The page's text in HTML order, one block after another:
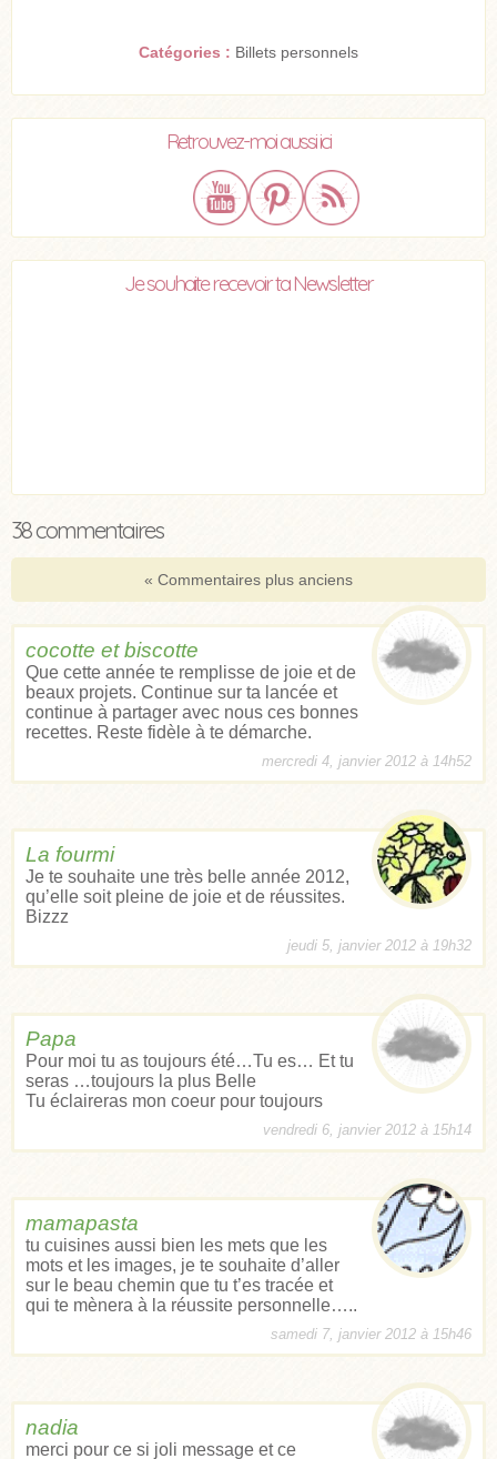
Catégories : Billets personnels
Retrouvez-moi aussi ici
Je souhaite recevoir ta Newsletter
38 commentaires
« Commentaires plus anciens
cocotte et biscotte
Que cette année te remplisse de joie et de
beaux projets. Continue sur ta lancée et
continue à partager avec nous ces bonnes
recettes. Reste fidèle à te démarche.
mercredi 4, janvier 2012 à 14h52
La fourmi
Je te souhaite une très belle année 2012,
qu’elle soit pleine de joie et de réussites.
Bizzz
jeudi 5, janvier 2012 à 19h32
Papa
Pour moi tu as toujours été…Tu es… Et tu
seras …toujours la plus Belle
Tu éclaireras mon coeur pour toujours
vendredi 6, janvier 2012 à 15h14
mamapasta
tu cuisines aussi bien les mets que les
mots et les images, je te souhaite d’aller
sur le beau chemin que tu t’es tracée et
qui te mènera à la réussite personnelle…..
samedi 7, janvier 2012 à 15h46
nadia
merci pour ce si joli message et ce